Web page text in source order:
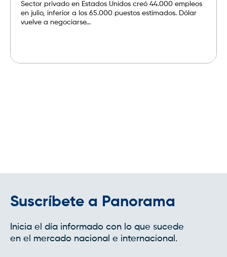
Sector privado en Estados Unidos creó 44.000 empleos
en julio, inferior a los 65.000 puestos estimados. Dólar
vuelve a negociarse...
Suscríbete a Panorama
Inicia el día informado con lo que sucede
en el mercado nacional e internacional.